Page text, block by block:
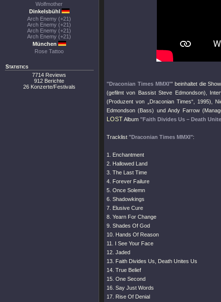
Wolfmother
Dinkelsbühl
Arch Enemy (+21)
Arch Enemy (+21)
Arch Enemy (+21)
Arch Enemy (+21)
München
Rose Tattoo
Statistics
7714 Reviews
912 Berichte
26 Konzerte/Festivals
"Draconian Times MMXI"' beinhaltet die
(gefilmt von Bassist Steve Edmondson),
(Produzent von „Draconian Times“, 1995),
Edmondson (Bass) und Andy Farrow
LOST Album "Faith Divides Us – Death
Tracklist "Draconian Times MMXI":
1. Enchantment
2. Hallowed Land
3. The Last Time
4. Forever Failure
5. Once Solemn
6. Shadowkings
7. Elusive Cure
8. Yearn For Change
9. Shades Of God
10. Hands Of Reason
11. I See Your Face
12. Jaded
13. Faith Divides Us, Death Unites Us
14. True Belief
15. One Second
16. Say Just Words
17. Rise Of Denial